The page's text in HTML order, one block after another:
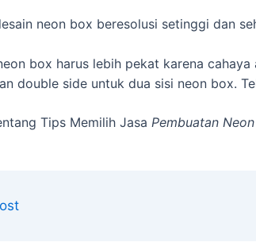
neon box beresolusi setinggi dan
box harus lebih pekat karena
double side untuk dua sisi neon box.
Tips Memilih Jasa Pembuatan